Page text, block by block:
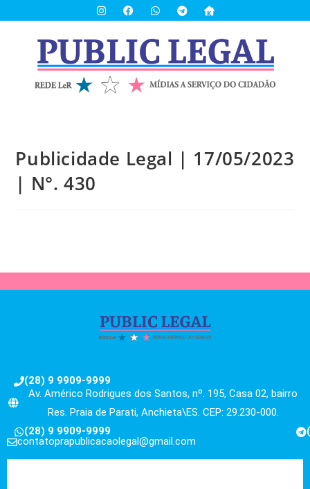
Publicidade Legal | 17/05/2023
| N°. 430
(28) 9 9909-9999
Av. Américo Rodrigues dos Santos, nº. 195, Casa 02, bairro
Res. Praia de Parati, Anchieta\ES. CEP: 29.230-000.
(28) 9 9909-9999
contatoprapublicacaolegal@gmail.com